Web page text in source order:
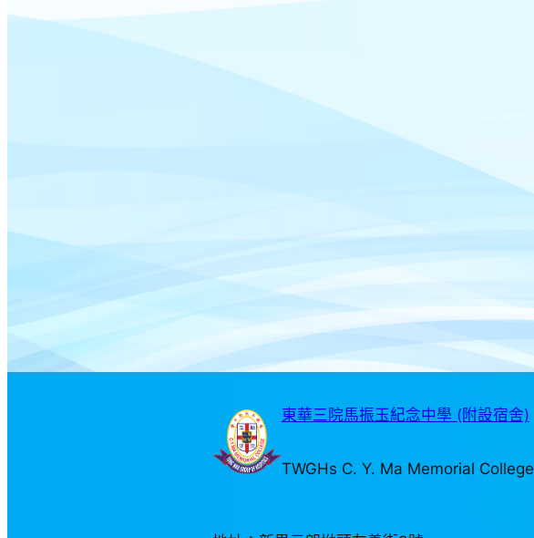
東華三院馬振玉紀念中學 (附設宿舍)
TWGHs C. Y. Ma Memorial College